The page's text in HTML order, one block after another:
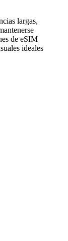
largas,
de eSIM
ideales